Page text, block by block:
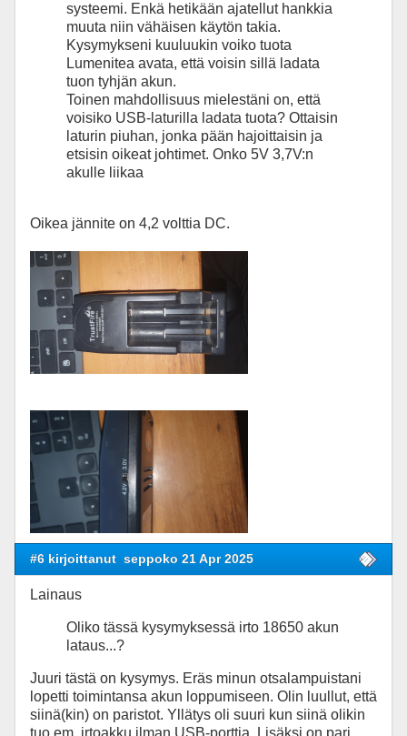
systeemi. Enkä hetikään ajatellut hankkia
muuta niin vähäisen käytön takia.
Kysymykseni kuuluukin voiko tuota
Lumenitea avata, että voisin sillä ladata
tuon tyhjän akun.
Toinen mahdollisuus mielestäni on, että
voisiko USB-laturilla ladata tuota? Ottaisin
laturin piuhan, jonka pään hajoittaisin ja
etsisin oikeat johtimet. Onko 5V 3,7V:n
akulle liikaa
Oikea jännite on 4,2 volttia DC.
#6 kirjoittanut seppoko 21 Apr 2025
Lainaus
Oliko tässä kysymyksessä irto 18650 akun
lataus...?
Juuri tästä on kysymys. Eräs minun otsalampuistani
lopetti toimintansa akun loppumiseen. Olin luullut, että
siinä(kin) on paristot. Yllätys oli suuri kun siinä olikin